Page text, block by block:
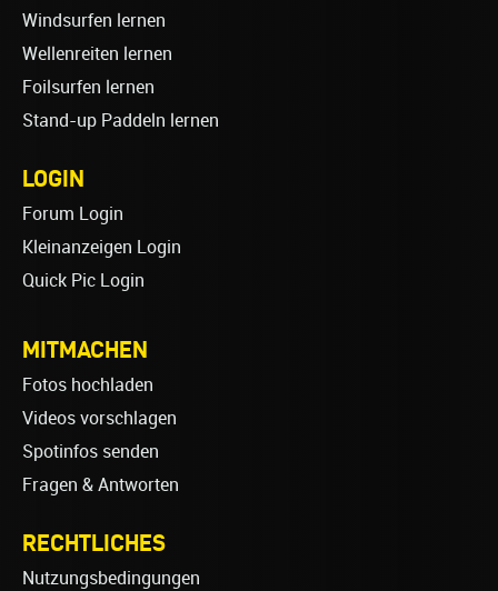
Windsurfen lernen
Wellenreiten lernen
Foilsurfen lernen
Stand-up Paddeln lernen
LOGIN
Forum Login
Kleinanzeigen Login
Quick Pic Login
MITMACHEN
Fotos hochladen
Videos vorschlagen
Spotinfos senden
Fragen & Antworten
RECHTLICHES
Nutzungsbedingungen